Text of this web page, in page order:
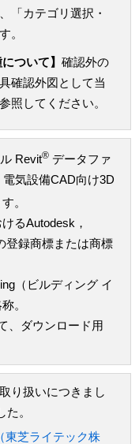
「カテゴリ選択・
。
ついて】 確認外の
確認外図として当
照してください。
Revit® データファ
気設備CAD向け3D
。
るAutodesk，
登録商標または商標
（ビルディング イ
。
、ダウンロード用
り扱いにつきまし
。
東芝ライテック株